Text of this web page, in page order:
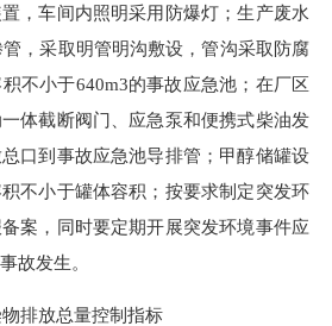
，车间内照明采用防爆灯；生产废水
，采取明管明沟敷设，管沟采取防腐
不小于640m3的事故应急池；在厂区
体截断阀门、应急泵和便携式柴油发
口到事故应急池导排管；甲醇储罐设
不小于罐体容积 ； 按要求制定突发环
案，同时要定期开展突发环境事件应
故发生。
排放总量控制指标